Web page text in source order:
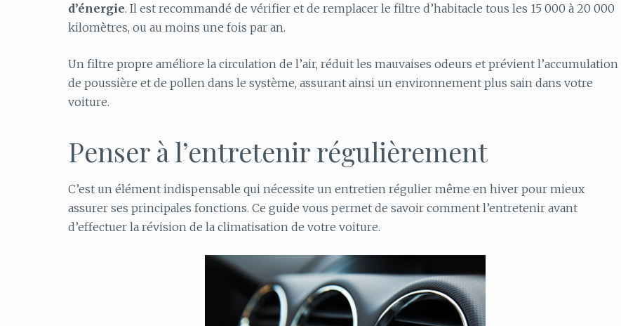
d’énergie. Il est recommandé de vérifier et de remplacer le filtre d’habitacle tous les 15 000 à 20 000
kilomètres, ou au moins une fois par an.
Un filtre propre améliore la circulation de l’air, réduit les mauvaises odeurs et prévient l’accumulation
de poussière et de pollen dans le système, assurant ainsi un environnement plus sain dans votre
voiture.
Penser à l’entretenir régulièrement
C’est un élément indispensable qui nécessite un entretien régulier même en hiver pour mieux
assurer ses principales fonctions. Ce guide vous permet de savoir comment l’entretenir avant
d’effectuer la révision de la climatisation de votre voiture.